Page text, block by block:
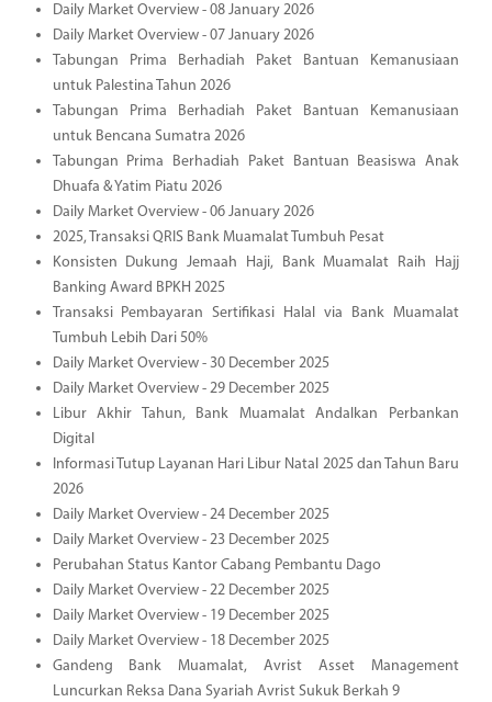
Daily Market Overview - 08 January 2026
Daily Market Overview - 07 January 2026
Tabungan Prima Berhadiah Paket Bantuan Kemanusiaan
untuk Palestina Tahun 2026
Tabungan Prima Berhadiah Paket Bantuan Kemanusiaan
untuk Bencana Sumatra 2026
Tabungan Prima Berhadiah Paket Bantuan Beasiswa Anak
Dhuafa & Yatim Piatu 2026
Daily Market Overview - 06 January 2026
2025, Transaksi QRIS Bank Muamalat Tumbuh Pesat
Konsisten Dukung Jemaah Haji, Bank Muamalat Raih Hajj
Banking Award BPKH 2025
Transaksi Pembayaran Sertifikasi Halal via Bank Muamalat
Tumbuh Lebih Dari 50%
Daily Market Overview - 30 December 2025
Daily Market Overview - 29 December 2025
Libur Akhir Tahun, Bank Muamalat Andalkan Perbankan
Digital
Informasi Tutup Layanan Hari Libur Natal 2025 dan Tahun Baru
2026
Daily Market Overview - 24 December 2025
Daily Market Overview - 23 December 2025
Perubahan Status Kantor Cabang Pembantu Dago
Daily Market Overview - 22 December 2025
Daily Market Overview - 19 December 2025
Daily Market Overview - 18 December 2025
Gandeng Bank Muamalat, Avrist Asset Management
Luncurkan Reksa Dana Syariah Avrist Sukuk Berkah 9